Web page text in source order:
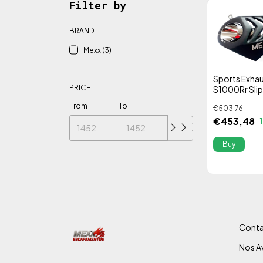
Filter by
BRAND
Mexx (3)
PRICE
From To
Sports
S1000Rr
Stainless
Alta
€453,48
€503,76
Nos